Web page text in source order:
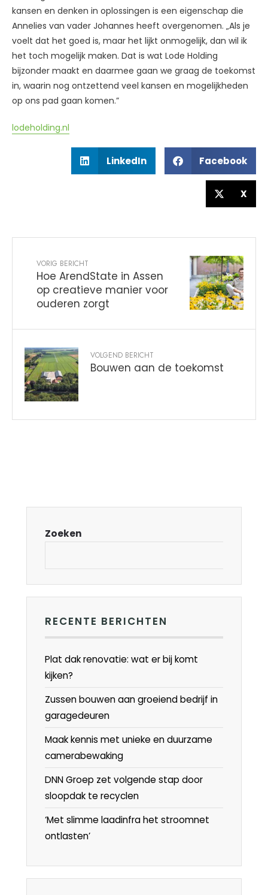
kansen en denken in oplossingen is een eigenschap die
Annelies van vader Johannes heeft overgenomen. „Als je
voelt dat het goed is, maar het lijkt onmogelijk, dan wil ik
het toch mogelijk maken. Dat is wat Lode Holding
bijzonder maakt en daarmee gaan we graag de toekomst
in, waarin nog ontzettend veel kansen en mogelijkheden
op ons pad gaan komen.”
lodeholding.nl
LinkedIn Facebook
X
VORIG BERICHT
Hoe ArendState in Assen
op creatieve manier voor
ouderen zorgt
VOLGEND BERICHT
Bouwen aan de toekomst
Zoeken
RECENTE BERICHTEN
Plat dak renovatie: wat er bij komt
kijken?
Zussen bouwen aan groeiend bedrijf in
garagedeuren
Maak kennis met unieke en duurzame
camerabewaking
DNN Groep zet volgende stap door
sloopdak te recyclen
‘Met slimme laadinfra het stroomnet
ontlasten’